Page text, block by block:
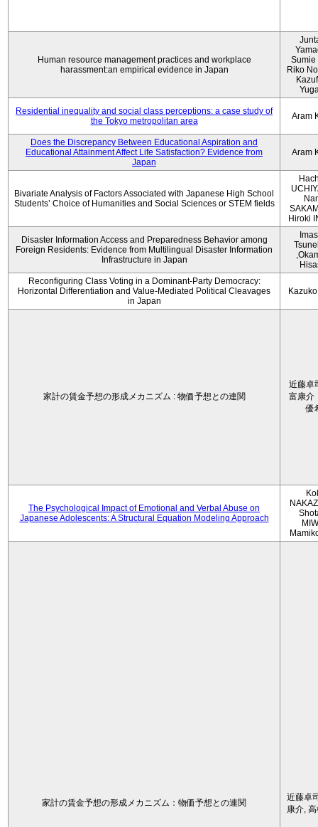
Human resource management practices and workplace
harassment:an empirical evidence in Japan
Sumie
Riko
Residential inequality and social class perceptions: a case study of
the Tokyo metropolitan area
Aram
Does the Discrepancy Between Educational Aspiration and
Educational Attainment Affect Life Satisfaction? Evidence from
Japan
Aram
Bivariate Analysis of Factors Associated with Japanese High School
Students’ Choice of Humanities and Social Sciences or STEM fields
Hiroki
Disaster Information Access and Preparedness Behavior among
Foreign Residents: Evidence from Multilingual Disaster Information
Infrastructure in Japan
Reconfiguring Class Voting in a Dominant-Party Democracy:
Horizontal Differentiation and Value-Mediated Political Cleavages
in Japan
家計の賃金予想の形成メカニズム : 物価予想との連関
近藤卓
富康介
優
The Psychological Impact of Emotional and Verbal Abuse on
Japanese Adolescents: A Structural Equation Modeling Approach
家計の賃金予想の形成メカニズム：物価予想との連関
近藤卓
康介,